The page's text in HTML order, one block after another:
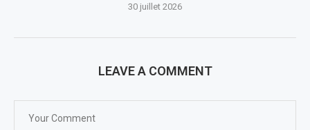
30 juillet 2026
LEAVE A COMMENT